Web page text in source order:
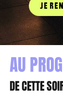
Je
AU
DE CETTE